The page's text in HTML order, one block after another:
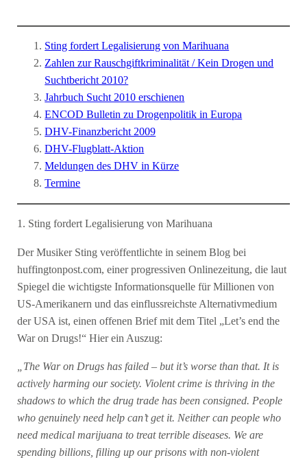
Sting fordert Legalisierung von Marihuana
Zahlen zur Rauschgiftkriminalität / Kein Drogen und
Suchtbericht 2010?
Jahrbuch Sucht 2010 erschienen
ENCOD Bulletin zu Drogenpolitik in Europa
DHV-Finanzbericht 2009
DHV-Flugblatt-Aktion
Meldungen des DHV in Kürze
Termine
1. Sting fordert Legalisierung von Marihuana
Der Musiker Sting veröffentlichte in seinem Blog bei
huffingtonpost.com, einer progressiven Onlinezeitung, die laut
Spiegel die wichtigste Informationsquelle für Millionen von
US-Amerikanern und das einflussreichste Alternativmedium
der USA ist, einen offenen Brief mit dem Titel „Let’s end the
War on Drugs!“ Hier ein Auszug:
„The War on Drugs has failed – but it’s worse than that. It is
actively harming our society. Violent crime is thriving in the
shadows to which the drug trade has been consigned. People
who genuinely need help can’t get it. Neither can people who
need medical marijuana to treat terrible diseases. We are
spending billions, filling up our prisons with non-violent